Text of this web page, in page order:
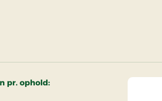
pr. ophold: